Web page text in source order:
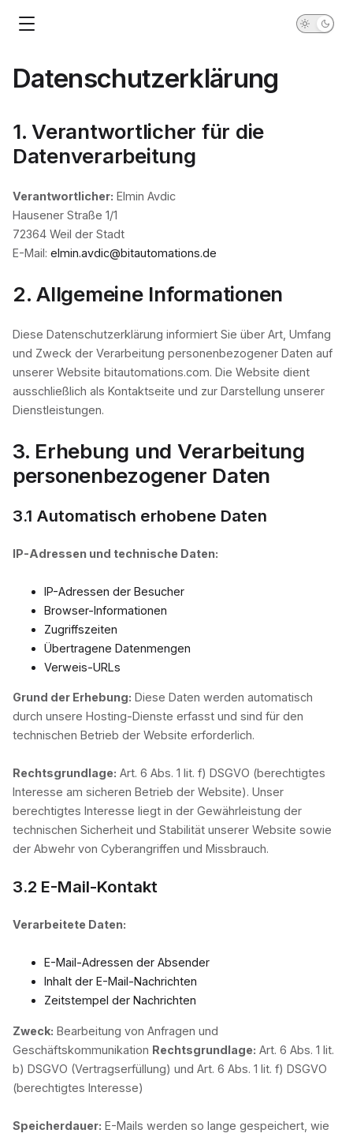
Datenschutzerklärung
1. Verantwortlicher für die
Datenverarbeitung
Verantwortlicher: Elmin Avdic
Hausener Straße 1/1
72364 Weil der Stadt
E-Mail: elmin.avdic@bitautomations.de
2. Allgemeine Informationen
Diese Datenschutzerklärung informiert Sie über Art, Umfang
und Zweck der Verarbeitung personenbezogener Daten auf
unserer Website bitautomations.com. Die Website dient
ausschließlich als Kontaktseite und zur Darstellung unserer
Dienstleistungen.
3. Erhebung und Verarbeitung
personenbezogener Daten
3.1 Automatisch erhobene Daten
IP-Adressen und technische Daten:
IP-Adressen der Besucher
Browser-Informationen
Zugriffszeiten
Übertragene Datenmengen
Verweis-URLs
Grund der Erhebung: Diese Daten werden automatisch
durch unsere Hosting-Dienste erfasst und sind für den
technischen Betrieb der Website erforderlich.
Rechtsgrundlage: Art. 6 Abs. 1 lit. f) DSGVO (berechtigtes
Interesse am sicheren Betrieb der Website). Unser
berechtigtes Interesse liegt in der Gewährleistung der
technischen Sicherheit und Stabilität unserer Website sowie
der Abwehr von Cyberangriffen und Missbrauch.
3.2 E-Mail-Kontakt
Verarbeitete Daten:
E-Mail-Adressen der Absender
Inhalt der E-Mail-Nachrichten
Zeitstempel der Nachrichten
Zweck: Bearbeitung von Anfragen und
Geschäftskommunikation Rechtsgrundlage: Art. 6 Abs. 1 lit.
b) DSGVO (Vertragserfüllung) und Art. 6 Abs. 1 lit. f) DSGVO
(berechtigtes Interesse)
Speicherdauer: E-Mails werden so lange gespeichert, wie